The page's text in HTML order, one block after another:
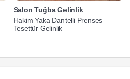
Salon Tuğba Gelinlik
Hakim Yaka Dantelli Prenses
Tesettür Gelinlik